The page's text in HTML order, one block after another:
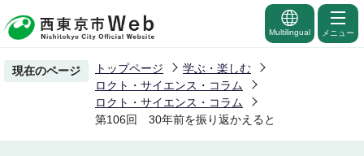
の
ー
先
Multilingual メニュー
現在のページ トップページ
学ぶ・楽しむ
ロクト・サイエンス・コラム
ロクト・サイエンス・コラム
第106回 30年前を振り返かえると